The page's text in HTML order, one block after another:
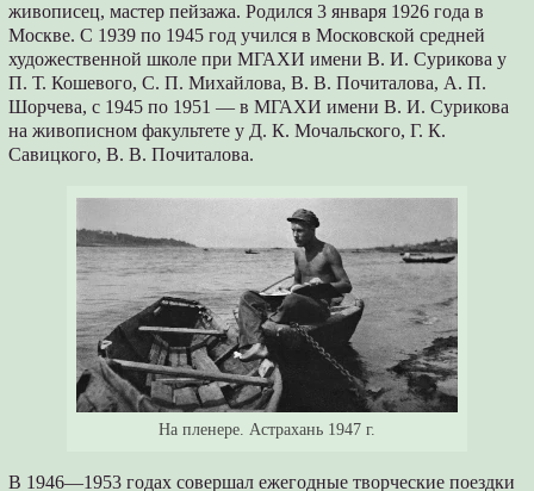
живописец, мастер пейзажа. Родился 3 января 1926 года в
Москве. С 1939 по 1945 год учился в Московской средней
художественной школе при МГАХИ имени В. И. Сурикова у
П. Т. Кошевого, С. П. Михайлова, В. В. Почиталова, А. П.
Шорчева, с 1945 по 1951 — в МГАХИ имени В. И. Сурикова
на живописном факультете у Д. К. Мочальского, Г. К.
Савицкого, В. В. Почиталова.
На пленере. Астрахань 1947 г.
В 1946—1953 годах совершал ежегодные творческие поездки